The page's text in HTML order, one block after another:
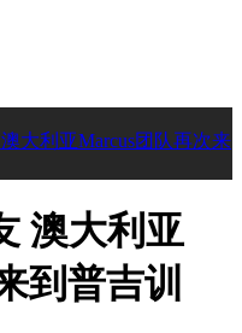
大利亚Marcus团队再次来
澳大利亚
到普吉训